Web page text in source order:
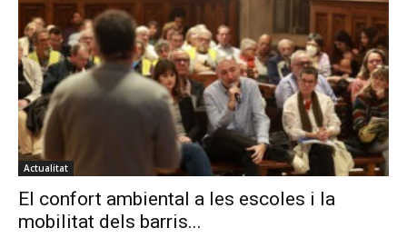
Actualitat
El confort ambiental a les escoles i la
mobilitat dels barris...